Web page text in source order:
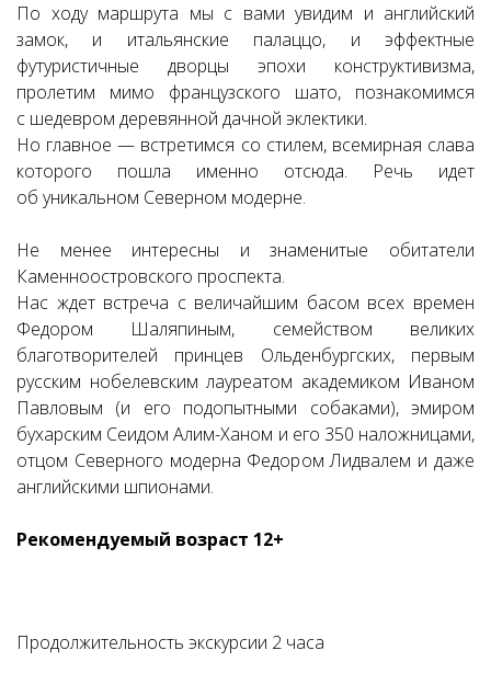
По ходу маршрута мы с вами увидим и английский
замок, и итальянские палаццо, и эффектные
футуристичные дворцы эпохи конструктивизма,
пролетим мимо французского шато, познакомимся
с шедевром деревянной дачной эклектики.
Но главное — встретимся со стилем, всемирная слава
которого пошла именно отсюда. Речь идет
об уникальном Северном модерне.
Не менее интересны и знаменитые обитатели
Каменноостровского проспекта.
Нас ждет встреча с величайшим басом всех времен
Федором Шаляпиным, семейством великих
благотворителей принцев Ольденбургских, первым
русским нобелевским лауреатом академиком Иваном
Павловым (и его подопытными собаками), эмиром
бухарским Сеидом Алим-Ханом и его 350 наложницами,
отцом Северного модерна Федором Лидвалем и даже
английскими шпионами.
Рекомендуемый возраст 12+
Продолжительность экскурсии 2 часа